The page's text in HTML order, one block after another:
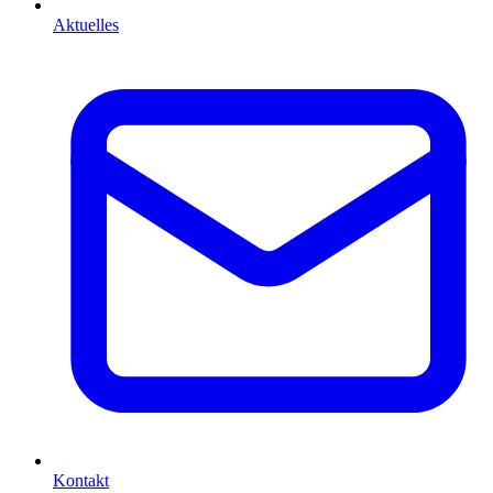
Aktuelles
Kontakt